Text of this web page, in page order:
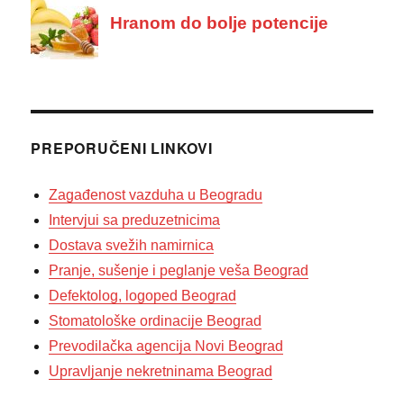
PREPORUČENI LINKOVI
Zagađenost vazduha u Beogradu
Intervjui sa preduzetnicima
Dostava svežih namirnica
Pranje, sušenje i peglanje veša Beograd
Defektolog, logoped Beograd
Stomatološke ordinacije Beograd
Prevodilačka agencija Novi Beograd
Upravljanje nekretninama Beograd